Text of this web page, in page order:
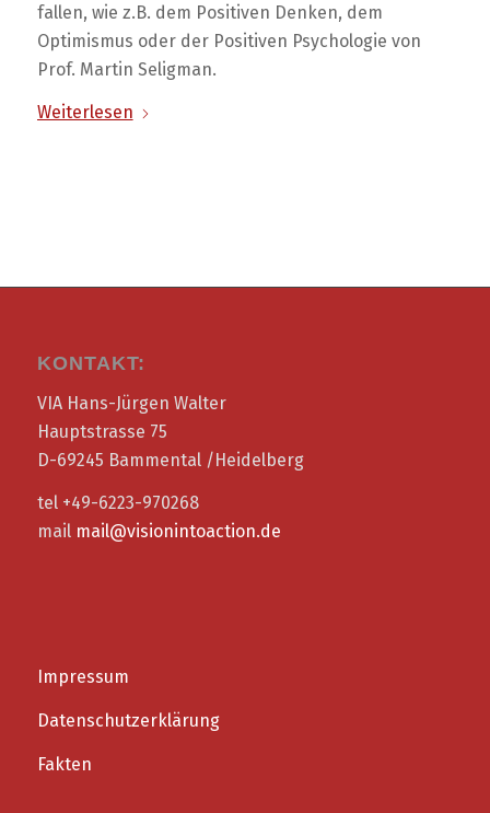
fallen, wie z.B. dem Positiven Denken, dem
Optimismus oder der Positiven Psychologie von
Prof. Martin Seligman.
Weiterlesen
KONTAKT:
VIA Hans-Jürgen Walter
Hauptstrasse 75
D-69245 Bammental /Heidelberg
tel +49-6223-970268
mail mail@visionintoaction.de
Impressum
Datenschutzerklärung
Fakten